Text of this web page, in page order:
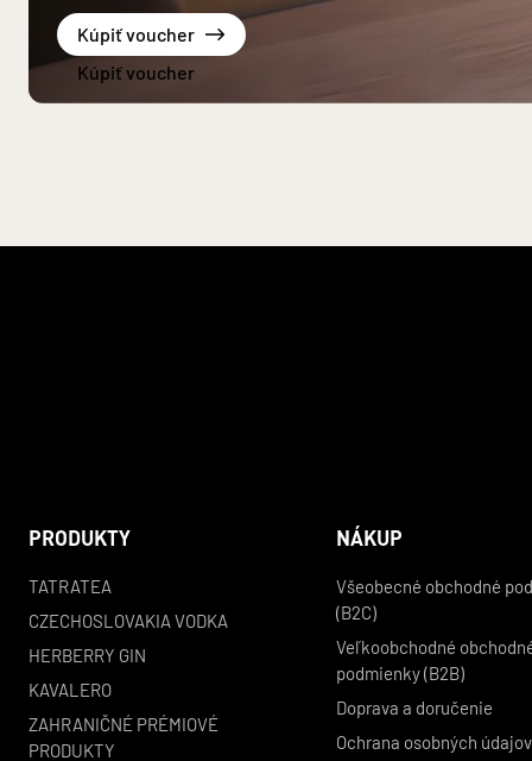
Kúpiť voucher
PRODUKTY
TATRATEA
CZECHOSLOVAKIA VODKA
HERBERRY GIN
KAVALERO
ZAHRANIČNÉ PRÉMIOVÉ
PRODUKTY
NÁKUP
Všeobecné obchodné
(B2C)
Veľkoobchodné
podmienky (B2B)
Doprava a doručenie
Ochrana osobných údajov